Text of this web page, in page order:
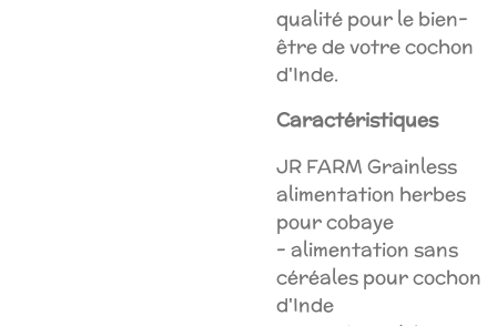
qualité pour le bien-
être de votre cochon
d'Inde.
Caractéristiques
JR FARM Grainless
alimentation herbes
pour cobaye
- alimentation sans
céréales pour cochon
d'Inde